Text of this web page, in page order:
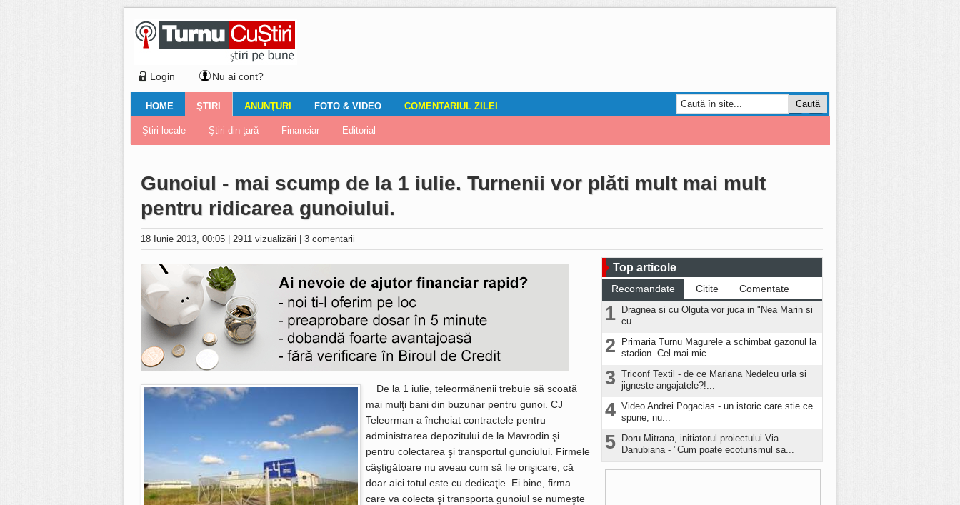
Login Nu ai cont?
HOME
Ştiri locale Turnaţi aici! Nemulţumirile localnicilor
ŞTIRI
Ştiri locale Ştiri din ţară Financiar Editorial
ANUNŢURI
Imobiliare Auto Închirieri Vânzări Locuri de muncă
FOTO & VIDEO
Galerii Foto Galerii video
COMENTARIUL ZILEI
Comentariul zilei
Gunoiul - mai scump de la 1 iulie. Turnenii vor plăti mult mai mult
pentru ridicarea gunoiului.
18 Iunie 2013, 00:05 2911 vizualizări 3 comentarii
De la 1 iulie, teleormănenii trebuie să scoată
mai mulţi bani din buzunar pentru gunoi. CJ
Teleorman a încheiat contractele pentru
administrarea depozitului de la Mavrodin şi
pentru colectarea şi transportul gunoiului. Firmele
câştigătoare nu aveau cum să fie orişicare, că
doar aici totul este cu dedicaţie. Ei bine, firma
care va colecta şi transporta gunoiul se numeşte
Top articole
Recomandate Citite Comentate
1
Dragnea si cu Olguta vor juca in "Nea Marin si
cu...
2
Primaria Turnu Magurele a schimbat gazonul la
stadion. Cel mai mic...
3 Triconf Textil - de ce Mariana Nedelcu urla si
jigneste angajatele?!...
4 Video Andrei Pogacias - un istoric care stie ce
spune, nu...
5
Doru Mitrana, initiatorul proiectului Via
Danubiana - "Cum poate ecoturismul sa...